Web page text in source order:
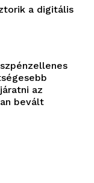
a digitális
az
bevált